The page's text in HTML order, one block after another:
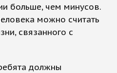
больше, чем минусов.
можно считать
связанного с
должны